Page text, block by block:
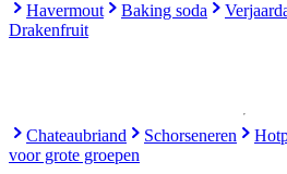
Havermout Baking soda
Drakenfruit
Chateaubriand Schorseneren
voor grote groepen